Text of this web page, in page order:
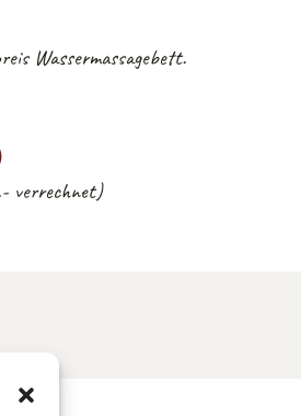
Wassermassagebett.
verrechnet)